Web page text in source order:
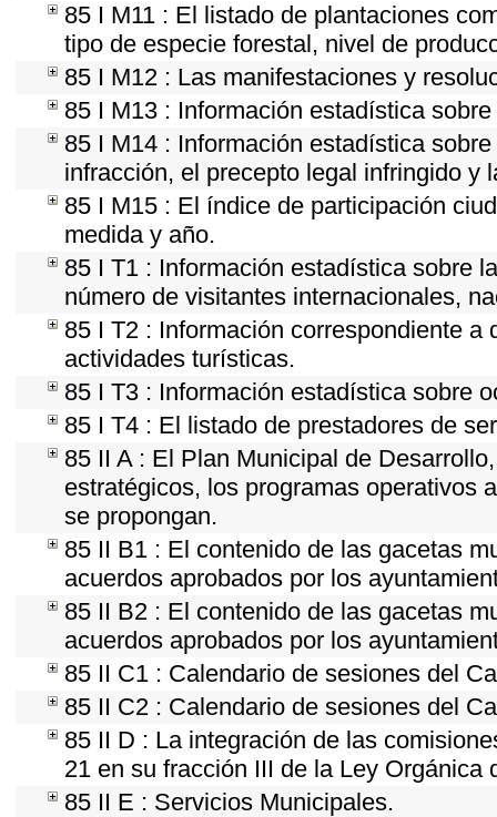
85 I M11 : El listado de plantaciones
tipo de especie forestal, nivel de
85 I M12 : Las manifestaciones y
85 I M13 : Información estadística
85 I M14 : Información estadística
infracción, el precepto legal infringido y
85 I M15 : El índice de participación
medida y año.
85 I T1 : Información estadística sobre
número de visitantes internacionales,
85 I T2 : Información correspondiente
actividades turísticas.
85 I T3 : Información estadística sobre
85 I T4 : El listado de prestadores de
85 II A : El Plan Municipal de
estratégicos, los programas operativos
se propongan.
85 II B1 : El contenido de las gacetas
acuerdos aprobados por los
85 II B2 : El contenido de las gacetas
acuerdos aprobados por los
85 II C1 : Calendario de sesiones del
85 II C2 : Calendario de sesiones del
85 II D : La integración de las
21 en su fracción III de la Ley Orgánica
85 II E : Servicios Municipales.